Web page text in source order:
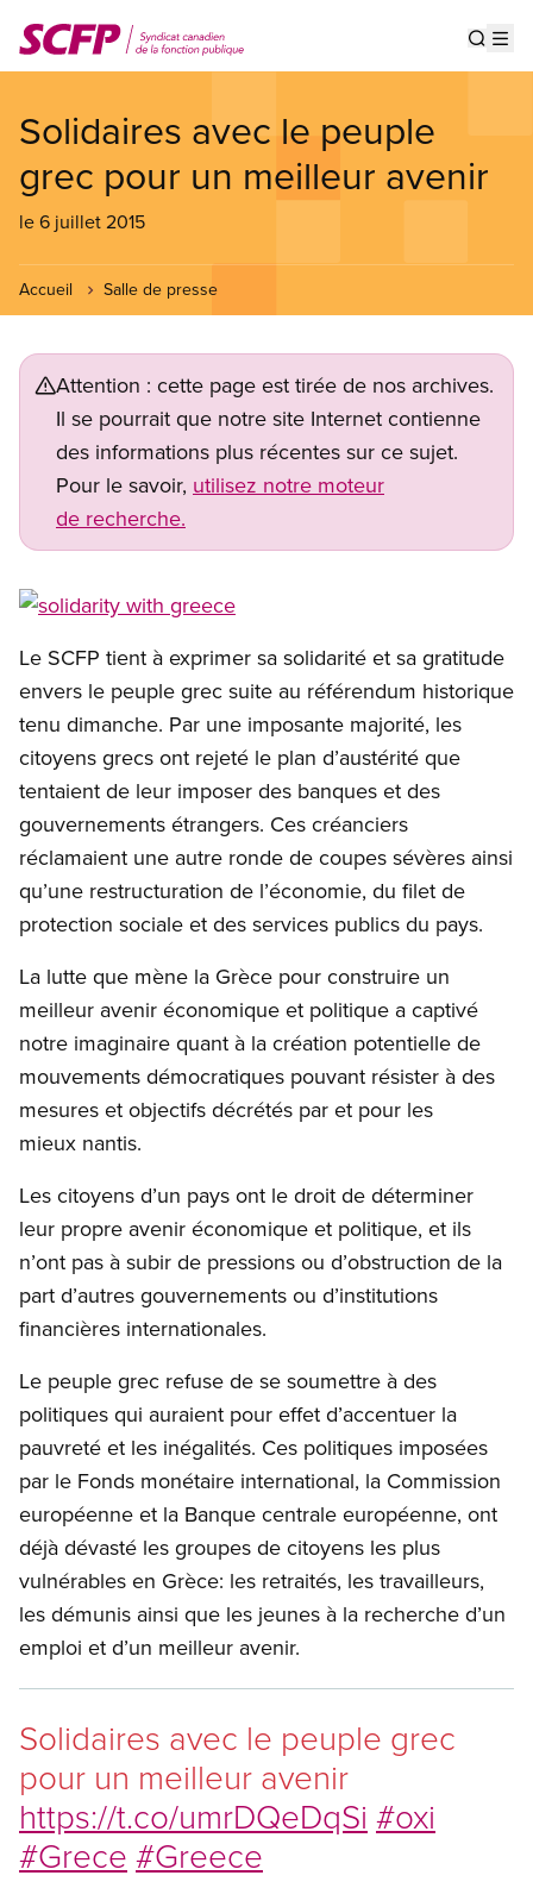
au
contenu
Solidaires avec le peuple
grec pour un meilleur avenir
le 6 juillet 2015
Accueil Salle de presse
Attention : cette page est tirée de nos archives.
Il se pourrait que notre site Internet contienne
des informations plus récentes sur ce sujet.
Pour le savoir, utilisez notre moteur
de recherche.
​Le SCFP tient à exprimer sa solidarité et sa gratitude
envers le peuple grec suite au référendum historique
tenu dimanche. Par une imposante majorité, les
citoyens grecs ont rejeté le plan d’austérité que
tentaient de leur imposer des banques et des
gouvernements étrangers. Ces créanciers
réclamaient une autre ronde de coupes sévères ainsi
qu’une restructuration de l’économie, du filet de
protection sociale et des services publics du pays.
La lutte que mène la Grèce pour construire un
meilleur avenir économique et politique a captivé
notre imaginaire quant à la création potentielle de
mouvements démocratiques pouvant résister à des
mesures et objectifs décrétés par et pour les
mieux nantis.
Les citoyens d’un pays ont le droit de déterminer
leur propre avenir économique et politique, et ils
n’ont pas à subir de pressions ou d’obstruction de la
part d’autres gouvernements ou d’institutions
financières internationales.
Le peuple grec refuse de se soumettre à des
politiques qui auraient pour effet d’accentuer la
pauvreté et les inégalités. Ces politiques imposées
par le Fonds monétaire international, la Commission
européenne et la Banque centrale européenne, ont
déjà dévasté les groupes de citoyens les plus
vulnérables en Grèce: les retraités, les travailleurs,
les démunis ainsi que les jeunes à la recherche d’un
emploi et d’un meilleur avenir.
Solidaires avec le peuple grec
pour un meilleur avenir
https://t.co/umrDQeDqSi #oxi
#Grece #Greece